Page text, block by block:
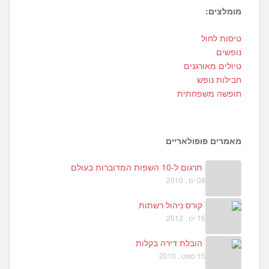
מומלצים:
3
1
0
טיסות לחול
נופשים
טיולים מאורגנים
חבילות נופש
חופשה משפחתית
מאמרים פופולאריים
תרגום ל-10 השפות המדוברות בעולם
08 ינו , 2010
קורס ניהול רשתות
16 ינו , 2012
הובלת דירה בקלות
15 ספט , 2010